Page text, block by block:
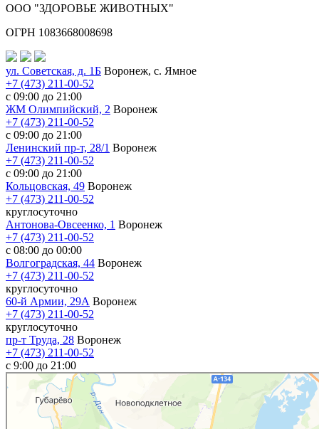
ООО "ЗДОРОВЬЕ ЖИВОТНЫХ"
ОГРН 1083668008698
ул. Советская, д. 1Б Воронеж, с. Ямное
+7 (473) 211-00-52
с 09:00 до 21:00
ЖМ Олимпийский, 2 Воронеж
+7 (473) 211-00-52
с 09:00 до 21:00
Ленинский пр-т, 28/1 Воронеж
+7 (473) 211-00-52
с 09:00 до 21:00
Кольцовская, 49 Воронеж
+7 (473) 211-00-52
круглосуточно
Антонова-Овсеенко, 1 Воронеж
+7 (473) 211-00-52
с 08:00 до 00:00
Волгоградская, 44 Воронеж
+7 (473) 211-00-52
круглосуточно
60-й Армии, 29А Воронеж
+7 (473) 211-00-52
круглосуточно
пр-т Труда, 28 Воронеж
+7 (473) 211-00-52
c 9:00 до 21:00